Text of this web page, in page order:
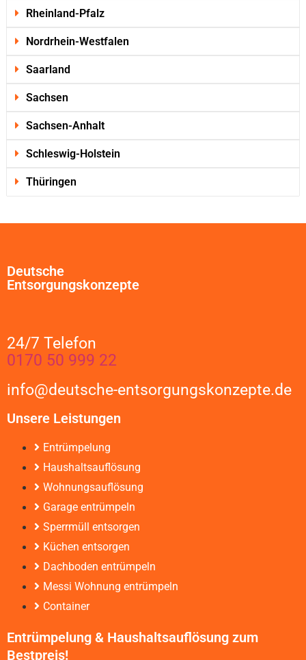
Rheinland-Pfalz
Nordrhein-Westfalen
Saarland
Sachsen
Sachsen-Anhalt
Schleswig-Holstein
Thüringen
Deutsche
Entsorgungskonzepte
24/7 Telefon
0170 50 999 22
info@deutsche-entsorgungskonzepte.de
Unsere Leistungen
Entrümpelung
Haushaltsauflösung
Wohnungsauflösung
Garage entrümpeln
Sperrmüll entsorgen
Küchen entsorgen
Dachboden entrümpeln
Messi Wohnung entrümpeln
Container
Entrümpelung & Haushaltsauflösung zum
Bestpreis!